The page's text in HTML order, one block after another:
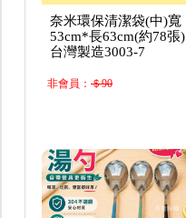
奈米環保清潔袋(中)寬
53cm*長63cm(約78張)
台灣製造3003-7
非會員：＄90